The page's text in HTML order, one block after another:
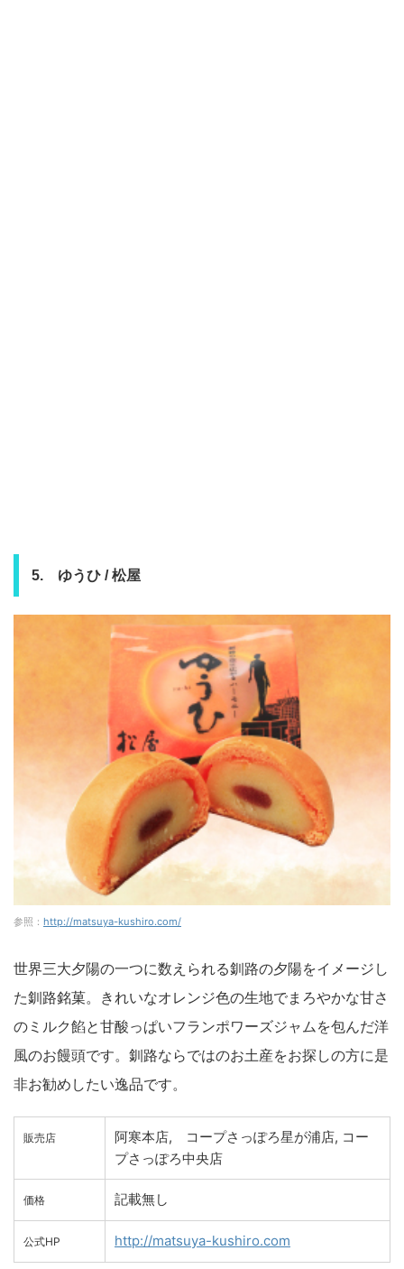
5. ゆうひ / 松屋
参照： http://matsuya-kushiro.com/
世界三大夕陽の一つに数えられる釧路の夕陽をイメージし
た釧路銘菓。きれいなオレンジ色の生地でまろやかな甘さ
のミルク餡と甘酸っぱいフランポワーズジャムを包んだ洋
風のお饅頭です。釧路ならではのお土産をお探しの方に是
非お勧めしたい逸品です。
販売店
阿寒本店, コープさっぽろ星が浦店, コー
プさっぽろ中央店
価格 記載無し
公式HP http://matsuya-kushiro.com